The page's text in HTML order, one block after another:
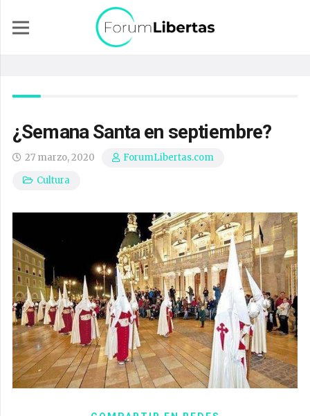
¿Semana Santa en septiembre?
27 marzo, 2020
ForumLibertas.com
Cultura